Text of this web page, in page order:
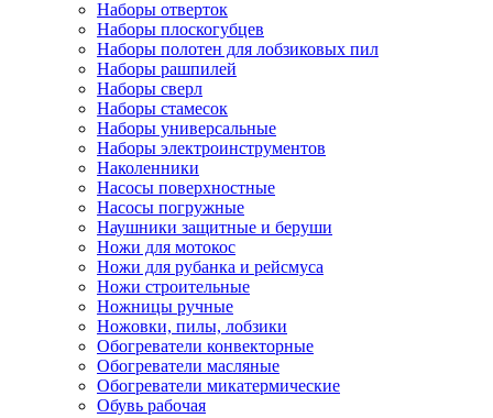
Наборы отверток
Наборы плоскогубцев
Наборы полотен для лобзиковых пил
Наборы рашпилей
Наборы сверл
Наборы стамесок
Наборы универсальные
Наборы электроинструментов
Наколенники
Насосы поверхностные
Насосы погружные
Наушники защитные и беруши
Ножи для мотокос
Ножи для рубанка и рейсмуса
Ножи строительные
Ножницы ручные
Ножовки, пилы, лобзики
Обогреватели конвекторные
Обогреватели масляные
Обогреватели микатермические
Обувь рабочая